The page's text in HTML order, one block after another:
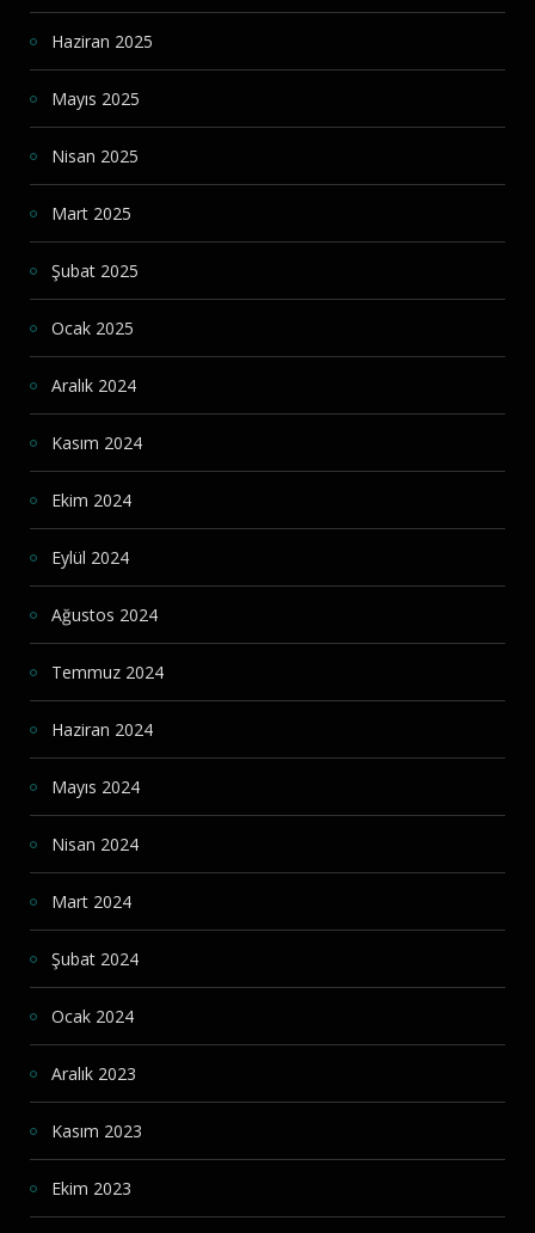
Haziran 2025
Mayıs 2025
Nisan 2025
Mart 2025
Şubat 2025
Ocak 2025
Aralık 2024
Kasım 2024
Ekim 2024
Eylül 2024
Ağustos 2024
Temmuz 2024
Haziran 2024
Mayıs 2024
Nisan 2024
Mart 2024
Şubat 2024
Ocak 2024
Aralık 2023
Kasım 2023
Ekim 2023